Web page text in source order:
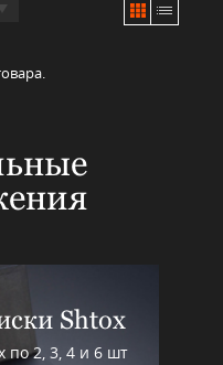
Shtox
по 2, 3, 4 и 6 шт